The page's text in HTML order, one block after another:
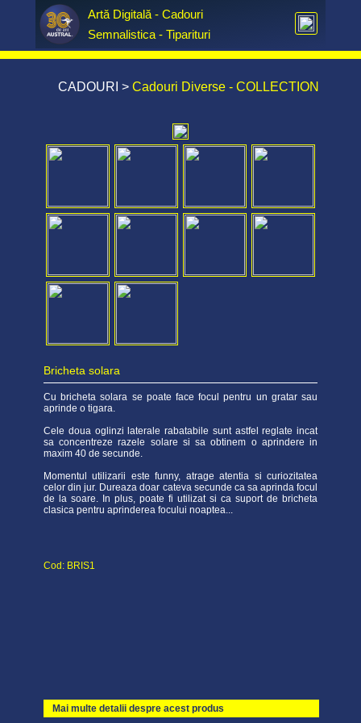
Artă Digitală - Cadouri
Semnalistica - Tiparituri
CADOURI > Cadouri Diverse - COLLECTION
Bricheta solara
Cu bricheta solara se poate face focul pentru un gratar sau
aprinde o tigara.
Cele doua oglinzi laterale rabatabile sunt astfel reglate incat
sa concentreze razele solare si sa obtinem o aprindere in
maxim 40 de secunde.
Momentul utilizarii este funny, atrage atentia si curiozitatea
celor din jur. Dureaza doar cateva secunde ca sa aprinda focul
de la soare. In plus, poate fi utilizat si ca suport de bricheta
clasica pentru aprinderea focului noaptea...
Cod: BRIS1
Mai multe detalii despre acest produs